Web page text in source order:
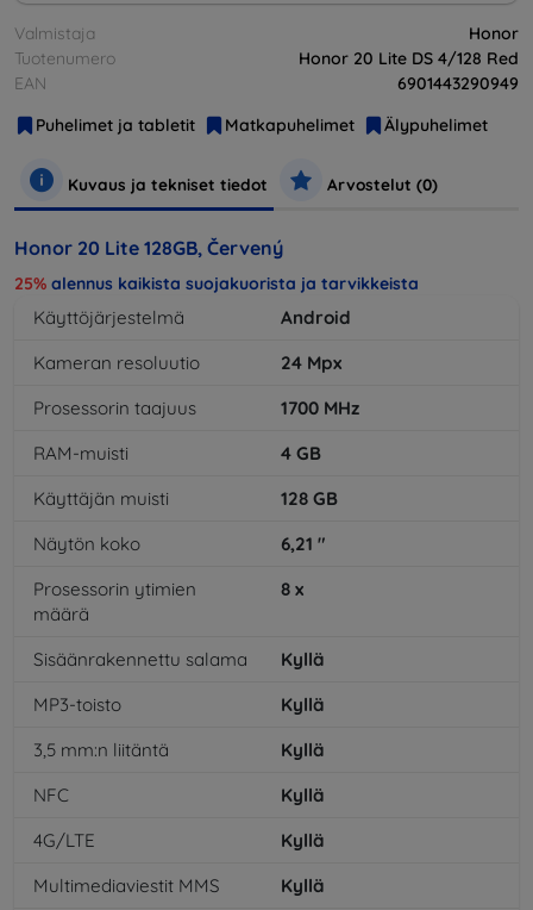
Valmistaja
Honor
Tuotenumero
Honor 20 Lite DS 4/128 Red
EAN
6901443290949
Puhelimet ja tabletit
Matkapuhelimet Älypuhelimet
Kuvaus ja tekniset tiedot Arvostelut (0)
Honor 20 Lite 128GB, Červený
25% alennus kaikista suojakuorista ja tarvikkeista
Käyttöjärjestelmä
Android
Kameran resoluutio
24 Mpx
Prosessorin taajuus
1700 MHz
RAM-muisti
4 GB
Käyttäjän muisti
128 GB
Näytön koko
6,21 "
Prosessorin ytimien
määrä
8 x
Sisäänrakennettu salama
Kyllä
MP3-toisto
Kyllä
3,5 mm:n liitäntä
Kyllä
NFC
Kyllä
4G/LTE
Kyllä
Multimediaviestit MMS
Kyllä